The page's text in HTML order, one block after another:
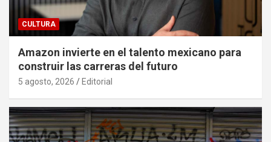
CULTURA
Amazon invierte en el talento mexicano para
construir las carreras del futuro
5 agosto, 2026 Editorial